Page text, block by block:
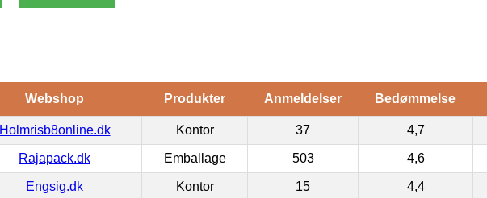
Webshop Produkter Anmeldelser Bedømmelse
Holmrisb8online.dk Kontor 37 4,7
Rajapack.dk Emballage 503 4,6
Engsig.dk Kontor 15 4,4